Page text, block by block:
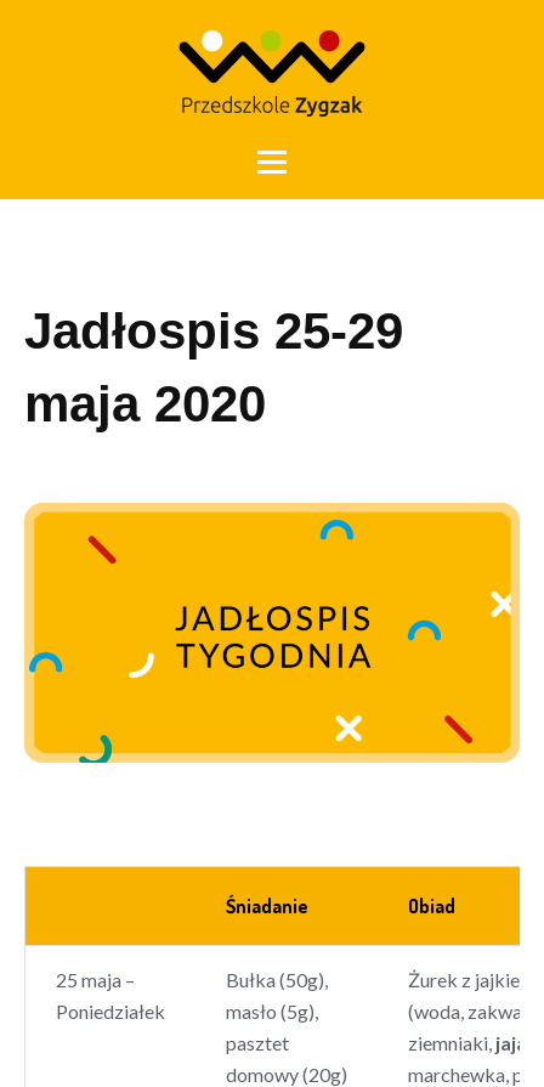
Jadłospis 25-29
maja 2020
Śniadanie Obiad
25 maja –
Poniedziałek
Bułka (50g),
masło (5g),
pasztet
domowy (20g)
Żurek z jajkiem
(woda, zakwas
ziemniaki, jaja
marchewka,